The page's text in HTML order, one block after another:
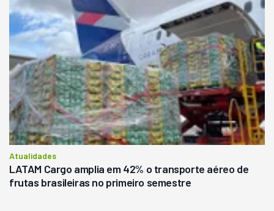
Atualidades
LATAM Cargo amplia em 42% o transporte aéreo de
frutas brasileiras no primeiro semestre